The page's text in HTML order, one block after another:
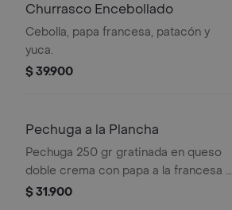
Churrasco Encebollado
Cebolla, papa francesa, patacón y
yuca.
$ 39.900
Pechuga a la Plancha
Pechuga 250 gr gratinada en queso
doble crema con papa a la francesa y
patacón.
$ 31.900